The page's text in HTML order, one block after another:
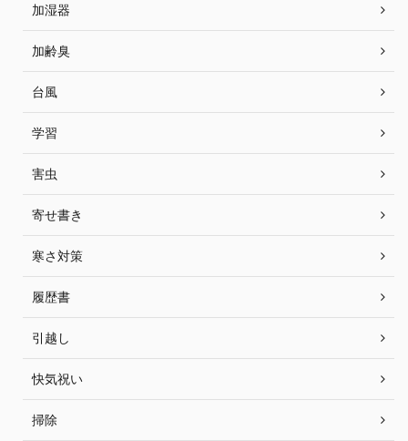
加湿器
加齢臭
台風
学習
害虫
寄せ書き
寒さ対策
履歴書
引越し
快気祝い
掃除